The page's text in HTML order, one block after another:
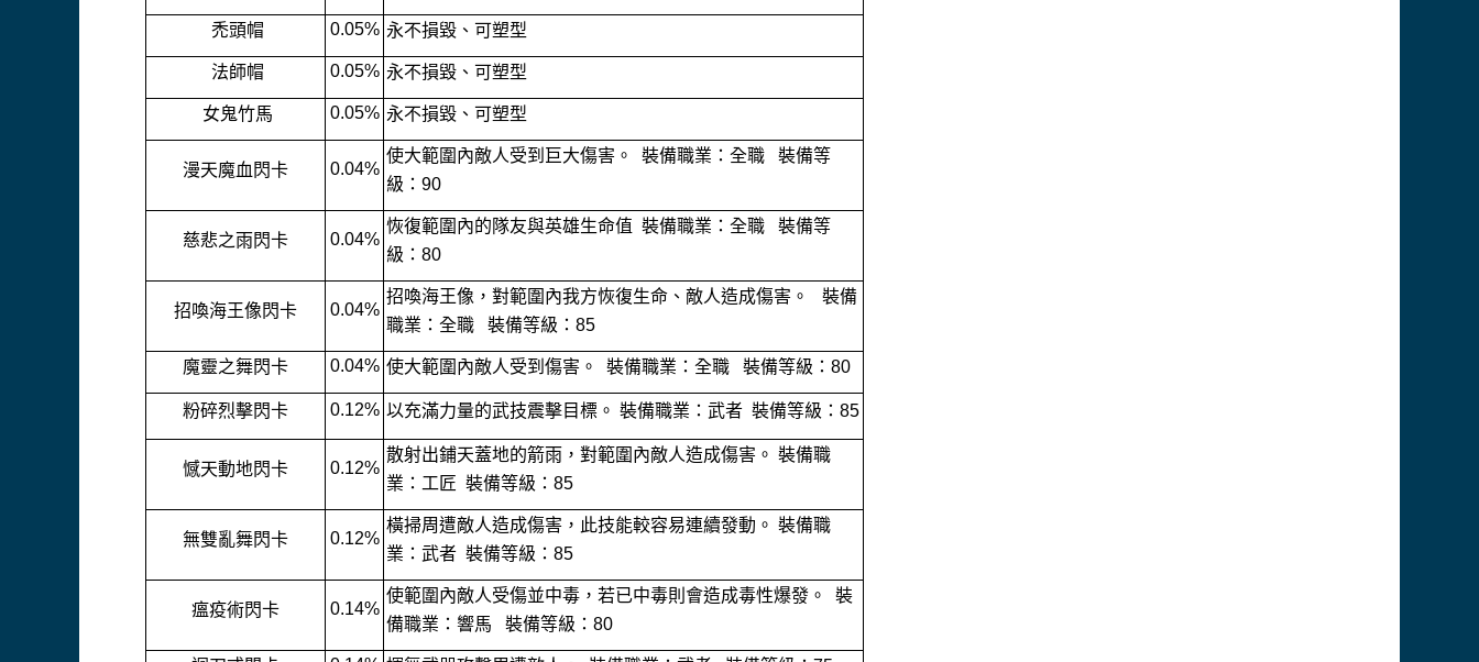
禿頭帽 0.05% 永不損毀、可塑型
法師帽 0.05% 永不損毀、可塑型
女鬼竹馬 0.05% 永不損毀、可塑型
漫天魔血閃卡 0.04%
使大範圍內敵人受到巨大傷害。 裝備職業：全職 裝備等
級：90
慈悲之雨閃卡 0.04%
恢復範圍內的隊友與英雄生命值 裝備職業：全職 裝備等
級：80
招喚海王像閃卡 0.04%
招喚海王像，對範圍內我方恢復生命、敵人造成傷害。 裝備
職業：全職 裝備等級：85
魔靈之舞閃卡 0.04% 使大範圍內敵人受到傷害。 裝備職業：全職 裝備等級：80
粉碎烈擊閃卡 0.12% 以充滿力量的武技震擊目標。 裝備職業：武者 裝備等級：85
憾天動地閃卡 0.12%
散射出鋪天蓋地的箭雨，對範圍內敵人造成傷害。 裝備職
業：工匠 裝備等級：85
無雙亂舞閃卡 0.12%
橫掃周遭敵人造成傷害，此技能較容易連續發動。 裝備職
業：武者 裝備等級：85
瘟疫術閃卡 0.14%
使範圍內敵人受傷並中毒，若已中毒則會造成毒性爆發。 裝
備職業：響馬 裝備等級：80